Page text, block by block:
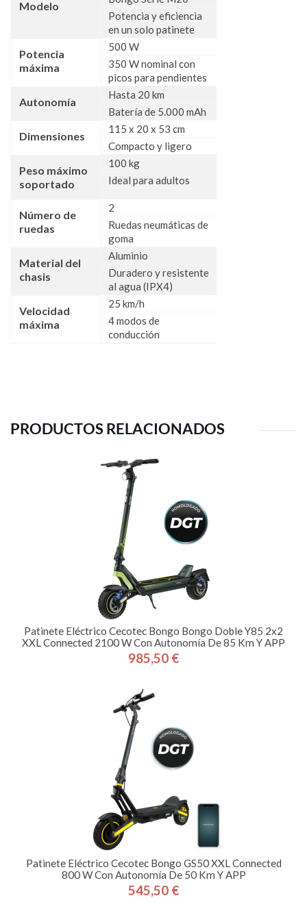
Modelo
Potencia y eficiencia
en un solo patinete
Potencia
máxima
500 W
350 W nominal con
picos para pendientes
Autonomía
Hasta 20 km
Batería de 5.000 mAh
Dimensiones
115 x 20 x 53 cm
Compacto y ligero
Peso máximo
soportado
100 kg
Ideal para adultos
Número de
ruedas
2
Ruedas neumáticas de
goma
Material del
chasis
Aluminio
Duradero y resistente
al agua (IPX4)
Velocidad
máxima
25 km/h
4 modos de
conducción
PRODUCTOS RELACIONADOS
Patinete Eléctrico Cecotec Bongo Bongo Doble Y85 2x2
XXL Connected 2100 W Con Autonomía De 85 Km Y APP
Precio
985,50 €
Patinete Eléctrico Cecotec Bongo GS50 XXL Connected
800 W Con Autonomía De 50 Km Y APP
Precio
545,50 €